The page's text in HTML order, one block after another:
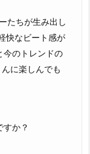
たちが生み出し
快なビート感が
今のトレンドの
に楽しんでも
か？